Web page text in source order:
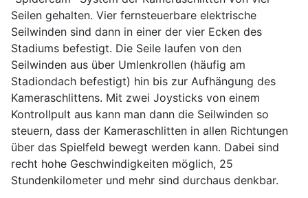
Seilen gehalten. Vier fernsteuerbare elektrische
Seilwinden sind dann in einer der vier Ecken des
Stadiums befestigt. Die Seile laufen von den
Seilwinden aus über Umlenkrollen (häufig am
Stadiondach befestigt) hin bis zur Aufhängung des
Kameraschlittens. Mit zwei Joysticks von einem
Kontrollpult aus kann man dann die Seilwinden so
steuern, dass der Kameraschlitten in allen Richtungen
über das Spielfeld bewegt werden kann. Dabei sind
recht hohe Geschwindigkeiten möglich, 25
Stundenkilometer und mehr sind durchaus denkbar.